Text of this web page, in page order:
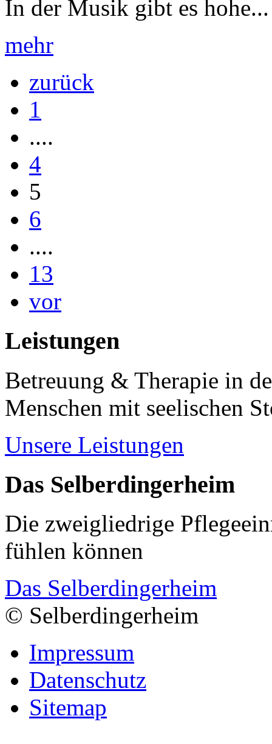
In der Musik gibt es hohe...
mehr
zurück
1
....
4
5
6
....
13
vor
Leistungen
Betreuung & Therapie in
Menschen mit seelischen
Unsere Leistungen
Das Selberdingerheim
Die zweigliedrige
fühlen können
Das Selberdingerheim
© Selberdingerheim
Impressum
Datenschutz
Sitemap